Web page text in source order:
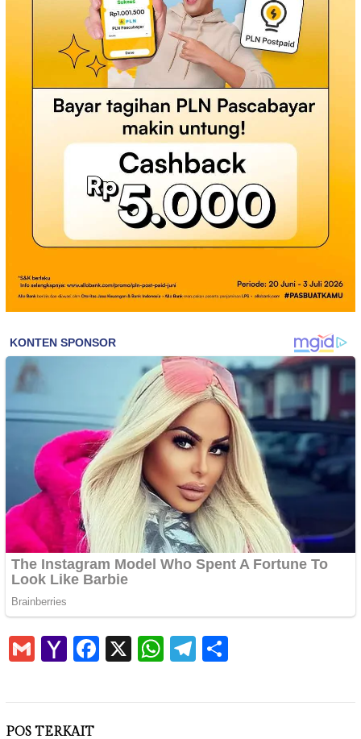
GmailYahooFacebook
X WhatsApp
Telegram
POS TERKAIT